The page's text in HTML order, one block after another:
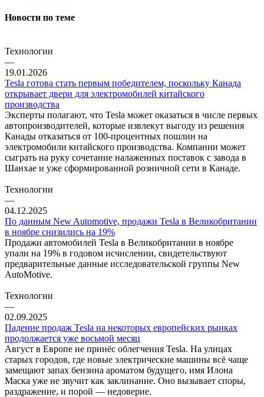
Новости по теме
Технологии
—
19.01.2026
Tesla готова стать первым победителем, поскольку Канада
открывает двери для электромобилей китайского
производства
Эксперты полагают, что Tesla может оказаться в числе первых
автопроизводителей, которые извлекут выгоду из решения
Канады отказаться от 100-процентных пошлин на
электромобили китайского производства. Компании может
сыграть на руку сочетание налаженных поставок с завода в
Шанхае и уже сформированной розничной сети в Канаде.
Технологии
—
04.12.2025
По данным New Automotive, продажи Tesla в Великобритании
в ноябре снизились на 19%
Продажи автомобилей Tesla в Великобритании в ноябре
упали на 19% в годовом исчислении, свидетельствуют
предварительные данные исследовательской группы New
AutoMotive.
Технологии
—
02.09.2025
Падение продаж Tesla на некоторых европейских рынках
продолжается уже восьмой месяц
Август в Европе не принёс облегчения Tesla. На улицах
старых городов, где новые электрические машины всё чаще
замещают запах бензина ароматом будущего, имя Илона
Маска уже не звучит как заклинание. Оно вызывает споры,
раздражение, и порой — недоверие.